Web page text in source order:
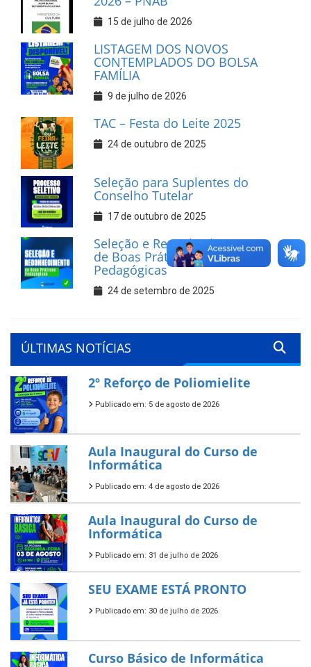
15 de julho de 2026
LISTAGEM DOS NOVOS
CONTEMPLADOS DO BOLSA
FAMÍLIA
9 de julho de 2026
TAC – Festa do Leite 2025
24 de outubro de 2025
Seleção para Suplentes do
Conselho Tutelar
17 de outubro de 2025
Seleção e Reconhecimento
de Boas Práticas
Pedagógicas
24 de setembro de 2025
ÚLTIMAS NOTÍCIAS
2º Reforço de Poliomielite
Publicado em: 5 de agosto de 2026
Aula Inaugural do Curso de
Informática
Publicado em: 4 de agosto de 2026
Aula Inaugural do Curso de
Informática
Publicado em: 31 de julho de 2026
SEU EXAME ESTÁ PRONTO
Publicado em: 30 de julho de 2026
Curso Básico de Informática